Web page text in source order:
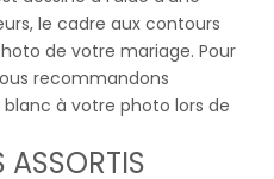
le cadre aux contours
de votre mariage. Pour
recommandons
à votre photo lors de
ASSORTIS